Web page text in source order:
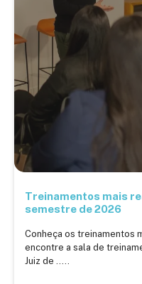
Treinamentos mais
semestre de 2026
Conheça os treinamentos
encontre a sala de
Juiz de .....